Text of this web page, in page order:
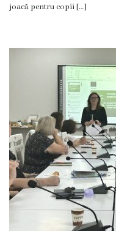
certificatelor
activităţiilor
comerţ
Eliberarea
autorizaţiiilor
Ajutor
material
joacă pentru copii […]